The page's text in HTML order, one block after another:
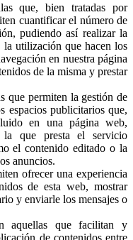
que, bien tratadas por
cuantificar el número de
pudiendo así realizar la
utilización que hacen los
en nuestra página
de la misma y prestar
que permiten la gestión de
espacios publicitarios que,
en una página web,
la que presta el servicio
el contenido editado o la
anuncios.
ofrecer una experiencia
de esta web, mostrar
y enviarle los mensajes o
aquellas que facilitan y
de contenidos entre